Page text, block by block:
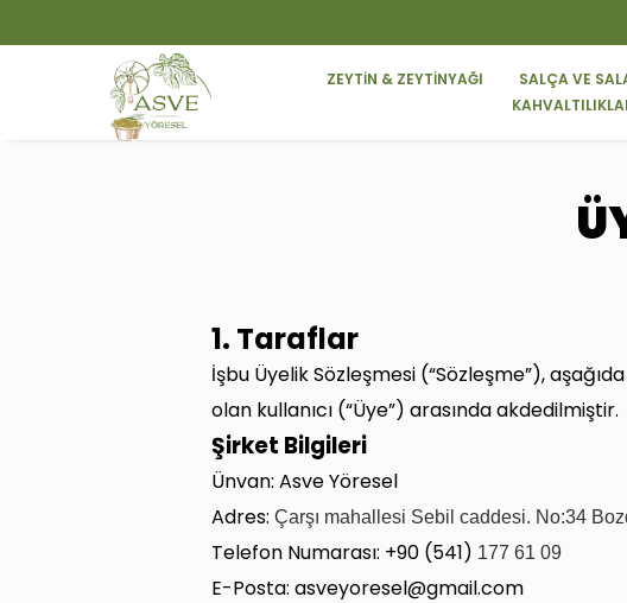
ZEYTİN & ZEYTİNYAĞI SALÇA VE
1. Taraflar
İşbu Üyelik Sözleşmesi (“Sözleşme”),
olan kullanıcı (“Üye”) arasında akdedilmiştir.
Şirket Bilgileri
Ünvan: Asve Yöresel
Adres: Çarşı mahallesi Sebil caddesi. No:34
Telefon Numarası: +90 (541) 177 61 09
E-Posta: asveyoresel@gmail.com